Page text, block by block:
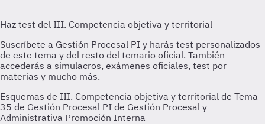
Esquemas de III. Competencia objetiva y territorial de Tema
35 de Gestión Procesal PI de Gestión Procesal y
Administrativa Promoción Interna